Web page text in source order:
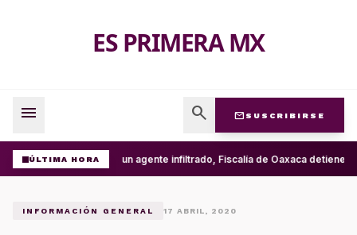
ES PRIMERA MX
menu search mail SUSCRIBIRSE
ÚLTIMA HORACon un agente infiltrado, Fiscalía de Oaxaca detiene
INFORMACIÓN GENERAL 17 ABRIL, 2020